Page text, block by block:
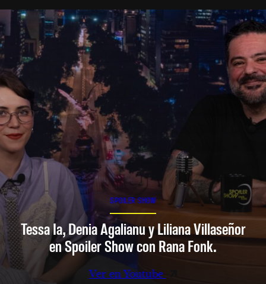
SPOILER SHOW
Tessa Ia, Denia Agalianu y Liliana Villaseñor
en Spoiler Show con Rana Fonk.
Ver en Youtube